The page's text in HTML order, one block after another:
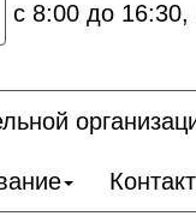
с 8:00 до